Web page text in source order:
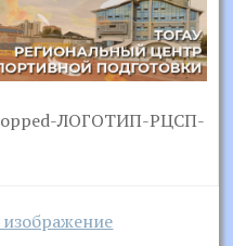
ЛОГОТИП-РЦСП-